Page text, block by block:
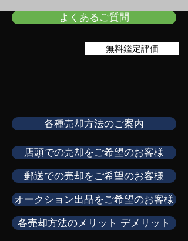
よくあるご質問
無料鑑定評価
各種売却方法のご案内
店頭での売却をご希望のお客様
郵送での売却をご希望のお客様
オークション出品をご希望のお客様
各売却方法のメリット デメリット